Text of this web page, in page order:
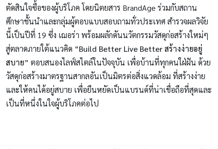
ตัดสินใจซื้อของผู้บริโภค โดยนิตยสาร BrandAge ร่วมกับสถาน
ศึกษาชั้นนำและกลุ่มผู้ตอบแบบสอบถามทั่วประเทศ สำรวจผลวิจัย
นี้เป็นปีที่ 19 ซึ่ง เฌอร่า พร้อมผลักดันนวัตกรรมวัสดุก่อสร้างใหม่ๆ
สู่ตลาดภายใต้แนวคิด “Build Better Live Better สร้างง่ายอยู่
สบาย” ตอบสนองไลฟ์สไตล์ในปัจจุบัน เพื่อบ้านที่ทุกคนใฝ่ฝัน ด้วย
วัสดุก่อสร้างมาตรฐานสากลอันเป็นมิตรต่อสิ่งแวดล้อม ที่สร้างง่าย
และให้คนได้อยู่สบาย เพื่อยืนหยัดเป็นแบรนด์ที่น่าเชื่อถือที่สุดและ
เป็นที่หนึ่งในใจผู้บริโภคต่อไป